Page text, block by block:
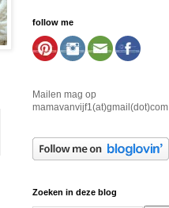
follow me
Mailen mag op
mamavanvijf1(at)gmail(dot)com
Zoeken in deze blog